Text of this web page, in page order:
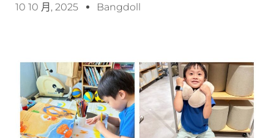
10 10 月, 2025 Bangdoll